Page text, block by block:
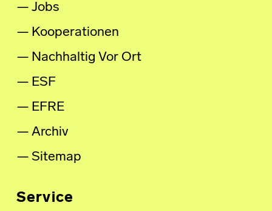
Jobs
Kooperationen
Nachhaltig Vor Ort
ESF
EFRE
Archiv
Sitemap
Service